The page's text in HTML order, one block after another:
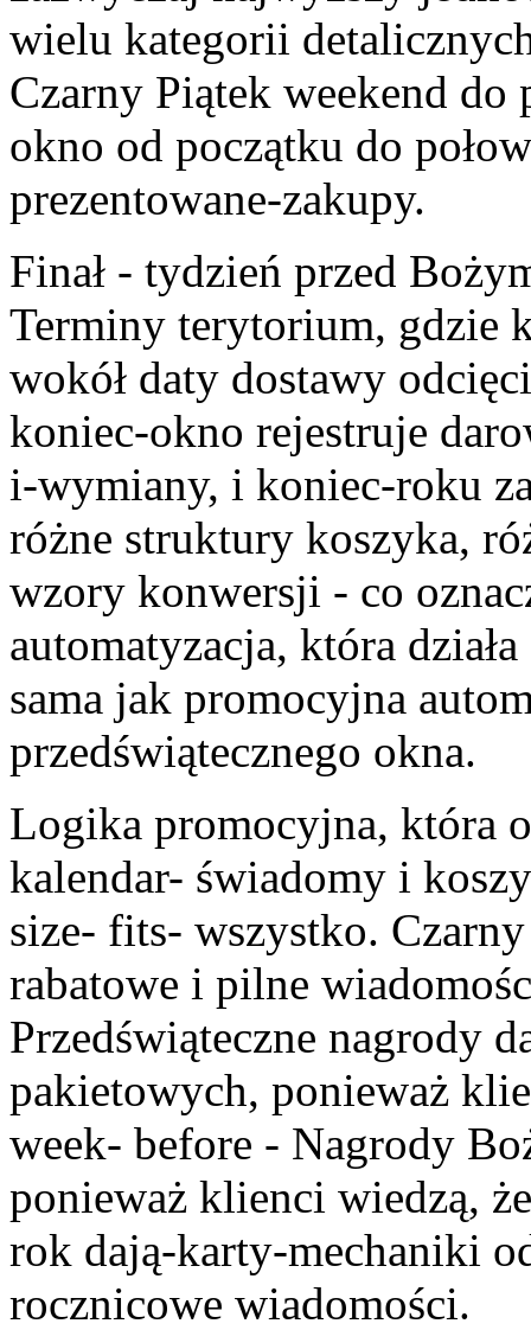
wielu kategorii
Czarny Piątek weekend do
okno od początku do
prezentowane-zakupy.
Finał - tydzień przed
Terminy terytorium, gdzie
wokół daty dostawy
koniec-okno rejestruje
i-wymiany, i koniec-roku
różne struktury koszyka,
wzory konwersji - co
automatyzacja, która
sama jak promocyjna
przedświątecznego okna.
Logika promocyjna, która
kalendar- świadomy i
size- fits- wszystko.
rabatowe i pilne
Przedświąteczne nagrody
pakietowych, ponieważ
week- before - Nagrody
ponieważ klienci wiedzą,
rok dają-karty-mechaniki
rocznicowe wiadomości.